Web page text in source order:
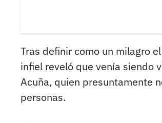
Tras definir como un milagro
infiel reveló que venía siendo
Acuña, quien presuntamente
personas.